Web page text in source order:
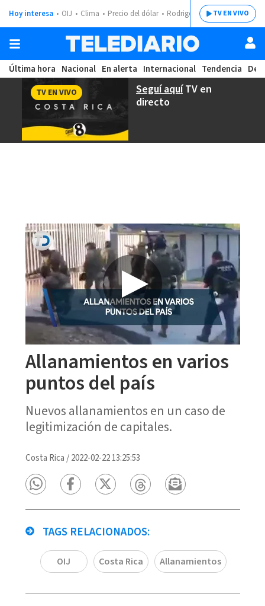
Hoy interesa OIJ Clima Precio del dólar Rodrigo ChavesTV EN VIVO
Última hora Nacional En alerta Internacional Tendencia
Seguí aquíTV en
directo
TV EN VIVO
Allanamientos en varios
puntos del país
Nuevos allanamientos en un caso de
legitimización de capitales.
Costa Rica /2022-02-22 13:25:53
TAGS RELACIONADOS:
OIJ Costa Rica Allanamientos